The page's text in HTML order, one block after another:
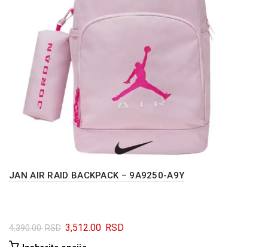
JAN AIR RAID BACKPACK – 9A9250-A9Y
4,390.00RSD Originalna
cena
3,512.00 RSD